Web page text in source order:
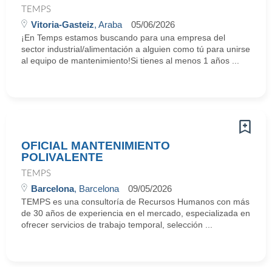
TEMPS
Vitoria-Gasteiz, Araba 05/06/2026
¡En Temps estamos buscando para una empresa del
sector industrial/alimentación a alguien como tú para unirse
al equipo de mantenimiento!Si tienes al menos 1 años ...
OFICIAL MANTENIMIENTO
POLIVALENTE
TEMPS
Barcelona, Barcelona 09/05/2026
TEMPS es una consultoría de Recursos Humanos con más
de 30 años de experiencia en el mercado, especializada en
ofrecer servicios de trabajo temporal, selección ...